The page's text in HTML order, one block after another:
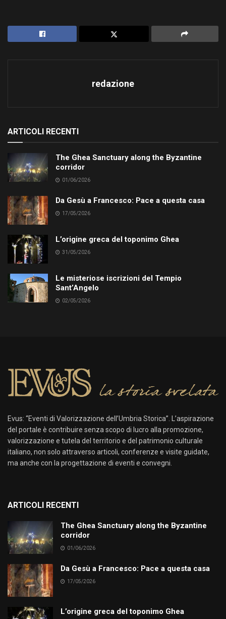
redazione
ARTICOLI RECENTI
The Ghea Sanctuary along the Byzantine
corridor
01/06/2026
Da Gesù a Francesco: Pace a questa casa
17/05/2026
L’origine greca del toponimo Ghea
31/05/2026
Le misteriose iscrizioni del Tempio
Sant’Angelo
02/05/2026
Evus: “Eventi di Valorizzazione dell’Umbria Storica”. L’aspirazione
del portale è contribuire senza scopo di lucro alla promozione,
valorizzazione e tutela del territorio e del patrimonio culturale
italiano, non solo attraverso articoli, conferenze e visite guidate,
ma anche con la progettazione di eventi e convegni.
ARTICOLI RECENTI
The Ghea Sanctuary along the Byzantine
corridor
01/06/2026
Da Gesù a Francesco: Pace a questa casa
17/05/2026
L’origine greca del toponimo Ghea